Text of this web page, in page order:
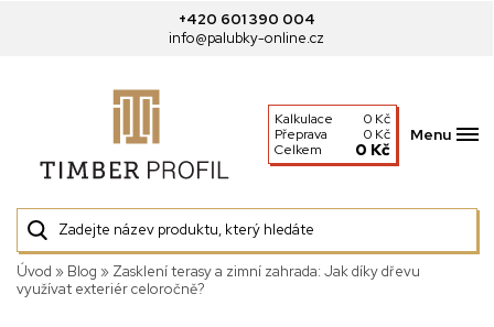
+420 601 390 004
info@palubky-online.cz
Kalkulace
0 Kč
Přeprava
0 Kč
Celkem
0 Kč
Menu
Úvod » Blog » Zasklení terasy a zimní zahrada: Jak díky dřevu
využívat exteriér celoročně?